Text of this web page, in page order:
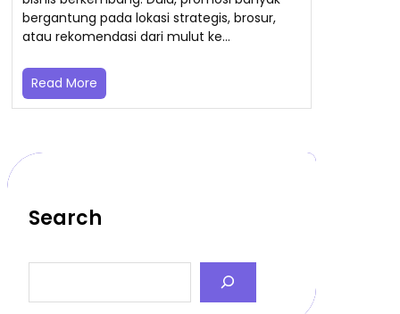
bergantung pada lokasi strategis, brosur,
atau rekomendasi dari mulut ke…
Read More
Search